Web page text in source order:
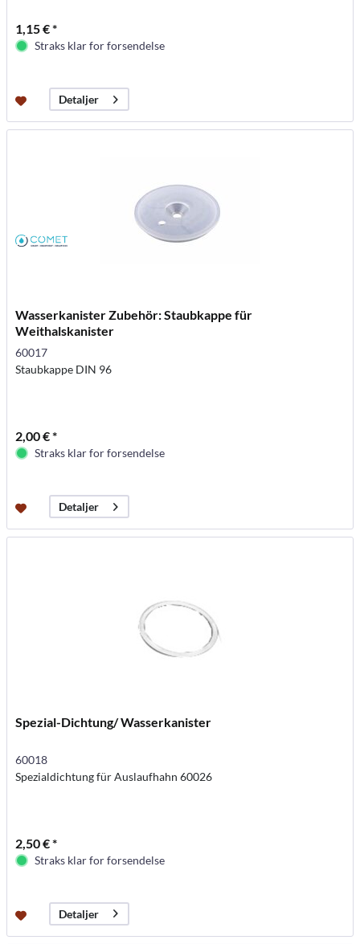
1,15 € *
Straks klar for forsendelse
Detaljer
Wasserkanister Zubehör: Staubkappe für
Weithalskanister
60017
Staubkappe DIN 96
2,00 € *
Straks klar for forsendelse
Detaljer
Spezial-Dichtung/ Wasserkanister
60018
Spezialdichtung für Auslaufhahn 60026
2,50 € *
Straks klar for forsendelse
Detaljer